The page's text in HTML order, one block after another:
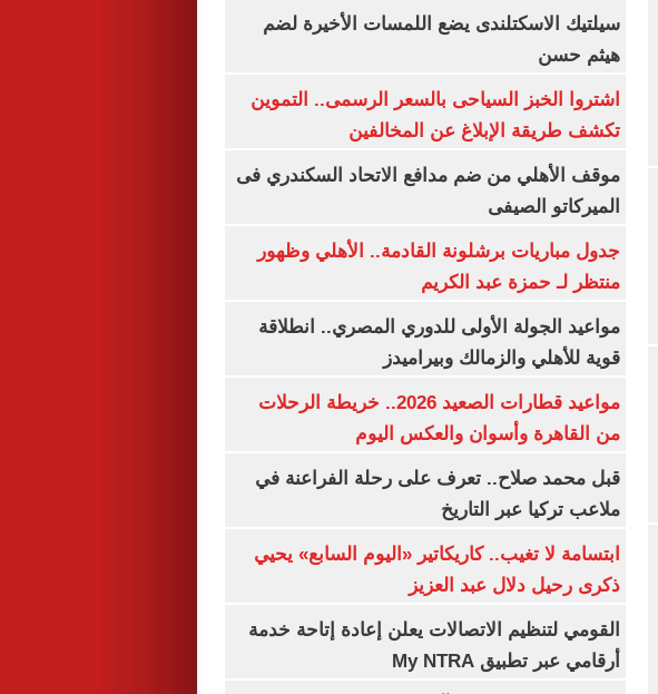
سيلتيك الاسكتلندى يضع اللمسات الأخيرة لضم
هيثم حسن
اشتروا الخبز السياحى بالسعر الرسمى.. التموين
تكشف طريقة الإبلاغ عن المخالفين
موقف الأهلي من ضم مدافع الاتحاد السكندري فى
الميركاتو الصيفى
جدول مباريات برشلونة القادمة.. الأهلي وظهور
منتظر لـ حمزة عبد الكريم
مواعيد الجولة الأولى للدوري المصري.. انطلاقة
قوية للأهلي والزمالك وبيراميدز
مواعيد قطارات الصعيد 2026.. خريطة الرحلات
من القاهرة وأسوان والعكس اليوم
قبل محمد صلاح.. تعرف على رحلة الفراعنة في
ملاعب تركيا عبر التاريخ
ابتسامة لا تغيب.. كاريكاتير «اليوم السابع» يحيي
ذكرى رحيل دلال عبد العزيز
القومي لتنظيم الاتصالات يعلن إعادة إتاحة خدمة
أرقامي عبر تطبيق My NTRA